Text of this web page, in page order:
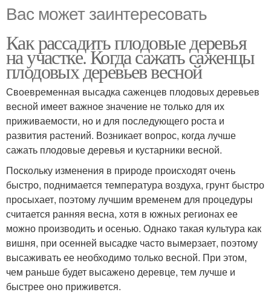
Вас может заинтересовать
Как рассадить плодовые деревья
на участке. Когда сажать саженцы
плодовых деревьев весной
Своевременная высадка саженцев плодовых деревьев
весной имеет важное значение не только для их
приживаемости, но и для последующего роста и
развития растений. Возникает вопрос, когда лучше
сажать плодовые деревья и кустарники весной.
Поскольку изменения в природе происходят очень
быстро, поднимается температура воздуха, грунт быстро
просыхает, поэтому лучшим временем для процедуры
считается ранняя весна, хотя в южных регионах ее
можно производить и осенью. Однако такая культура как
вишня, при осенней высадке часто вымерзает, поэтому
высаживать ее необходимо только весной. При этом,
чем раньше будет высажено деревце, тем лучше и
быстрее оно приживется.